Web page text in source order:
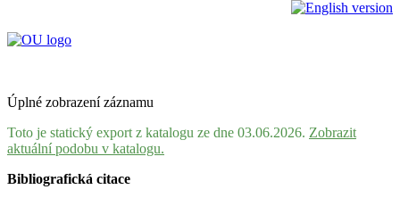
Úplné zobrazení záznamu
Toto je statický export z katalogu ze dne 03.06.2026. Zobrazit
aktuální podobu v katalogu.
Bibliografická citace